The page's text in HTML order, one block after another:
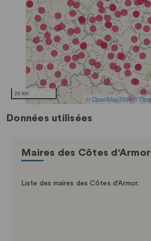
Données utilisées
Maires des Côtes d'Armor
Liste des maires des Côtes d'Armor.